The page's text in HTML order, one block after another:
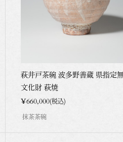
萩井戸茶碗 波多野善蔵 県指定
文化財 萩焼
¥660,000(税込)
抹茶茶碗